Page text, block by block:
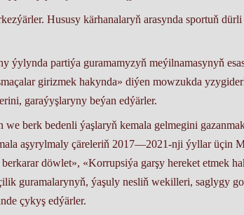
Hususy kärhanalaryň arasynda sportuň
ýylynda partiýa guramamyzyň meýilnamasynyň
girizmek hakynda» diýen mowzukda
garaýyşlaryny beýan edýärler.
berk bedenli ýaşlaryň kemala gelmegini
aşyrylmaly çäreleriň 2017—2021-nji ýyllar üçin
döwlet», «Korrupsiýa garşy hereket etmek
guramalarynyň, ýaşuly nesliň wekilleri, saglygy
çykyş edýärler.